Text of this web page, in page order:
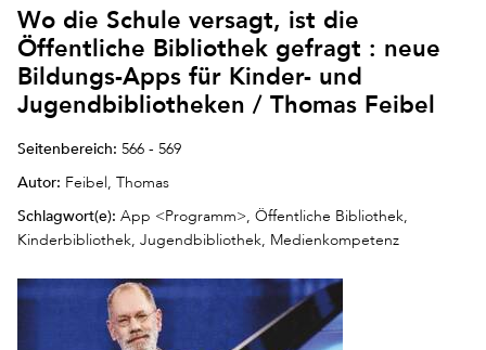
Wo die Schule versagt, ist die
Öffentliche Bibliothek gefragt : neue
Bildungs-Apps für Kinder- und
Jugendbibliotheken / Thomas Feibel
Seitenbereich: 566 - 569
Autor: Feibel, Thomas
Schlagwort(e): App <Programm>, Öffentliche Bibliothek,
Kinderbibliothek, Jugendbibliothek, Medienkompetenz